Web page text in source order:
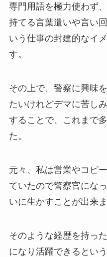
専門用語を極力使わず
持てる言葉遣いや言い
いう仕事の封建的なイ
す。
その上で、警察に興味
たいけれどデマに苦し
することで、これまで
た。
元々、私は営業やコピ
ていたので警察官にな
いに生かすことが出来ま
そのような経歴を持っ
になり活躍できるとい